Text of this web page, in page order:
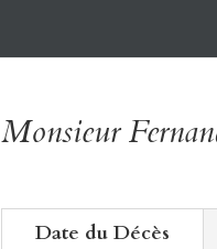
Monsieur
Date du Décès